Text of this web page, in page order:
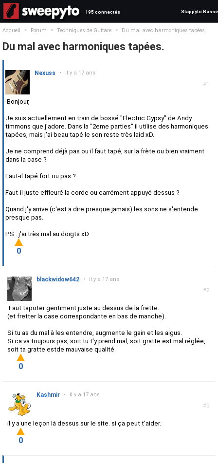
195 connectés Slappyto Basse
Accueil > Forum > Techniques de Guitare > Du mal avec harmoniques tapées.
Du mal avec harmoniques tapées.
#1
Nexuss • il y a 17 ans
Bonjour,
Je suis actuellement en train de bossé "Electric Gypsy" de Andy
timmons que j'adore. Dans la "2eme parties" il utilise des harmoniques
tapées, mais j'ai beau tapé le son reste très laid xD.
Je ne comprend déjà pas ou il faut tapé, sur la frète ou bien vraiment
dans la case ?
Faut-il tapé fort ou pas ?
Faut-il juste effleuré la corde ou carrément appuyé dessus ?
Quand j'y arrive (c'est a dire presque jamais) les sons ne s'entende
presque pas.
PS : j'ai très mal au doigts xD
0
#2
blackwidow642 • il y a 17 ans
Faut tapoter gentiment juste au dessus de la frette.
(et fretter la case correspondante en bas de manche).
Si tu as du mal à les entendre, augmente le gain et les aigus.
Si ca va toujours pas, soit tu t'y prend mal, soit gratte est mal réglée,
soit ta gratte estde mauvaise qualité.
0
#3
Kashmir • il y a 17 ans
il y a une leçon là dessus sur le site. si ça peut t'aider.
0